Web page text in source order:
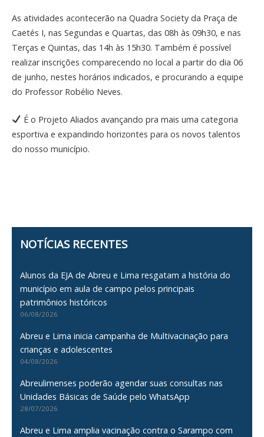
As atividades acontecerão na Quadra Society da Praça de
Caetés I, nas Segundas e Quartas, das 08h às 09h30, e nas
Terças e Quintas, das 14h às 15h30. Também é possível
realizar inscrições comparecendo no local a partir do dia 06
de junho, nestes horários indicados, e procurando a equipe
do Professor Robélio Neves.
É o Projeto Aliados avançando pra mais uma categoria
esportiva e expandindo horizontes para os novos talentos
do nosso município.
NOTÍCIAS RECENTES
Alunos da EJA de Abreu e Lima resgatam a história do
município em aula de campo pelos principais
patrimônios históricos
06/08/2026
Abreu e Lima inicia campanha de Multivacinação para
crianças e adolescentes
04/08/2026
Abreulimenses poderão agendar suas consultas nas
Unidades Básicas de Saúde pelo WhatsApp
28/07/2026
Abreu e Lima amplia vacinação contra o Sarampo com